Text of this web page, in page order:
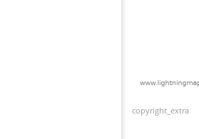
copyright_extra